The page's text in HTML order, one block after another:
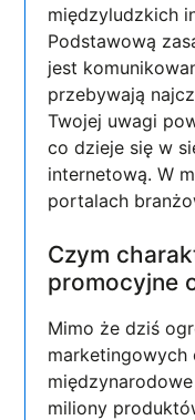
międzyludzkich
Podstawową
jest
przebywają
Twojej uwagi
co dzieje się w
internetową. W
portalach
Czym
promocyjne
Mimo że dziś
marketingowych
miliony